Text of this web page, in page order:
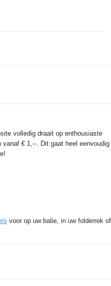
volledig draait op enthousiaste
€ 1,--. Dit gaat heel eenvoudig
voor op uw balie, in uw folderrek of